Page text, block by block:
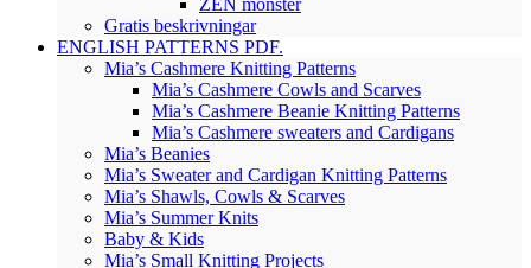
ZEN mönster
Gratis beskrivningar
ENGLISH PATTERNS PDF.
Mia’s Cashmere Knitting Patterns
Mia’s Cashmere Cowls and Scarves
Mia’s Cashmere Beanie Knitting Patterns
Mia’s Cashmere sweaters and Cardigans
Mia’s Beanies
Mia’s Sweater and Cardigan Knitting Patterns
Mia’s Shawls, Cowls & Scarves
Mia’s Summer Knits
Baby & Kids
Mia’s Small Knitting Projects